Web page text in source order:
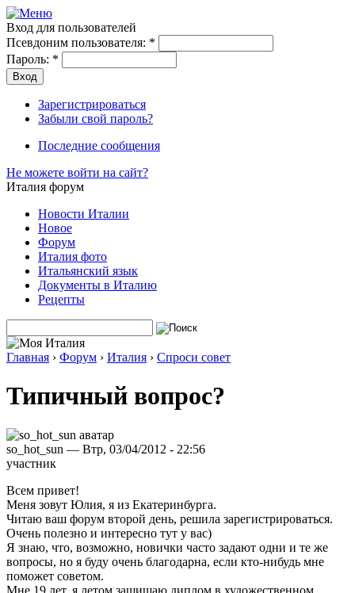
Вход для пользователей
Псевдоним пользователя: *
Пароль: *
Зарегистрироваться
Забыли свой пароль?
Последние сообщения
Не можете войти на сайт?
Италия форум
Новости Италии
Новое
Форум
Италия фото
Итальянский язык
Документы в Италию
Рецепты
Главная › Форум › Италия › Спроси совет
Типичный вопрос?
so_hot_sun — Втр, 03/04/2012 - 22:56
участник
Всем привет!
Меня зовут Юлия, я из Екатеринбурга.
Читаю ваш форум второй день, решила зарегистрироваться.
Очень полезно и интересно тут у вас)
Я знаю, что, возможно, новички часто задают одни и те же
вопросы, но я буду очень благодарна, если кто-нибудь мне
поможет советом.
Мне 19 лет, я летом защищаю диплом в художественном